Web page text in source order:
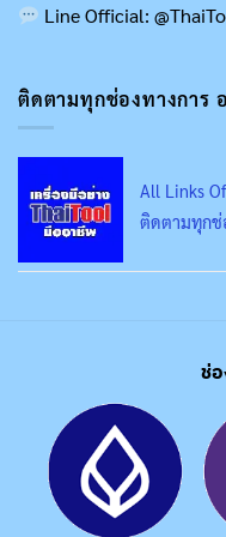
Line Official:
ติดตามทุกช่องทางการ
All Links
ติดตามทุกช่
ช่อ